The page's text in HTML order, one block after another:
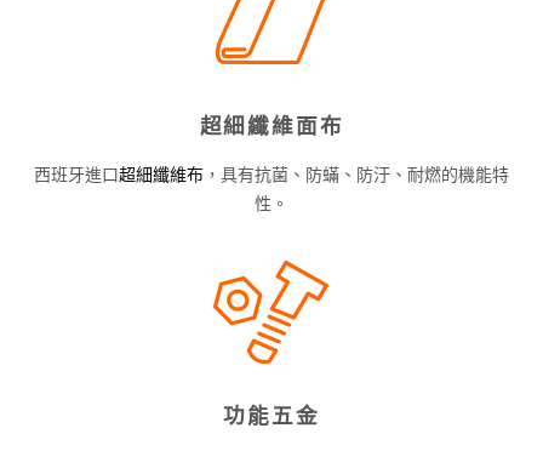
超細纖維面布
西班牙進口超細纖維布 ，具有抗菌、防蟎、防汙、耐燃的機能特
性。
功能五金